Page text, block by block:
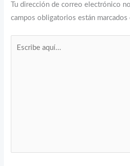
Tu dirección de correo electrónico
campos obligatorios están marcados